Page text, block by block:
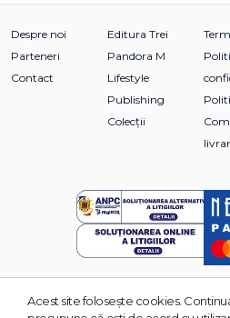
Despre noi
Parteneri
Contact
Editura Trei
Pandora M
Lifestyle
Publishing
Colecții
© 2026 Grupul Editorial TREI.
Acest site foloseşte cookies.